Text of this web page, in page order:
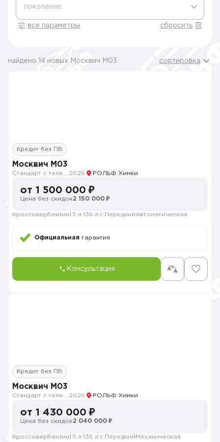
поколение
все параметры сбросить
найдено 14 новых Москвич M03 сортировка
Кредит без ПВ
Москвич M03
2026 РОЛЬФ Химки
от 1 500 000 ₽
Цена без скидок2 150 000 ₽
Кроссовер Бензин1.5 л. 136 л.с. ПереднийАвтоматическая
Официальная гарантия
Консультация
Кредит без ПВ
Москвич M03
2026 РОЛЬФ Химки
от 1 430 000 ₽
Цена без скидок2 040 000 ₽
Кроссовер Бензин1.5 л. 136 л.с. Передний Механическая